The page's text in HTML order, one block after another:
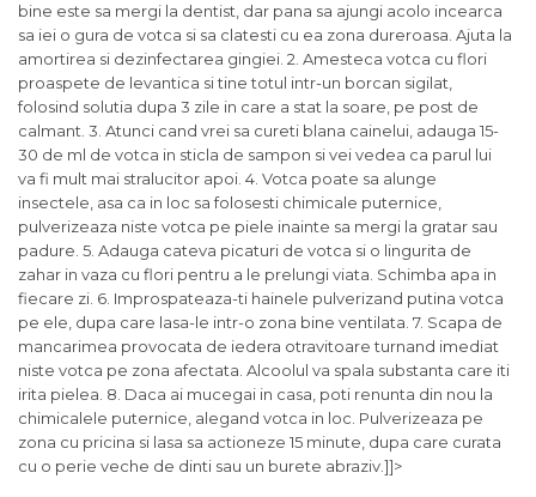
bine este sa mergi la dentist, dar pana sa ajungi acolo incearca
sa iei o gura de votca si sa clatesti cu ea zona dureroasa. Ajuta la
amortirea si dezinfectarea gingiei. 2. Amesteca votca cu flori
proaspete de levantica si tine totul intr-un borcan sigilat,
folosind solutia dupa 3 zile in care a stat la soare, pe post de
calmant. 3. Atunci cand vrei sa cureti blana cainelui, adauga 15-
30 de ml de votca in sticla de sampon si vei vedea ca parul lui
va fi mult mai stralucitor apoi. 4. Votca poate sa alunge
insectele, asa ca in loc sa folosesti chimicale puternice,
pulverizeaza niste votca pe piele inainte sa mergi la gratar sau
padure. 5. Adauga cateva picaturi de votca si o lingurita de
zahar in vaza cu flori pentru a le prelungi viata. Schimba apa in
fiecare zi. 6. Improspateaza-ti hainele pulverizand putina votca
pe ele, dupa care lasa-le intr-o zona bine ventilata. 7. Scapa de
mancarimea provocata de iedera otravitoare turnand imediat
niste votca pe zona afectata. Alcoolul va spala substanta care iti
irita pielea. 8. Daca ai mucegai in casa, poti renunta din nou la
chimicalele puternice, alegand votca in loc. Pulverizeaza pe
zona cu pricina si lasa sa actioneze 15 minute, dupa care curata
cu o perie veche de dinti sau un burete abraziv.]]>